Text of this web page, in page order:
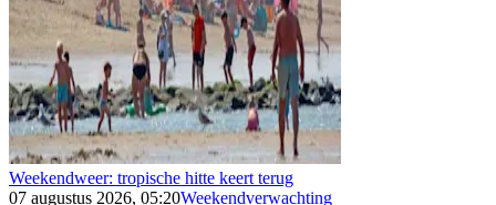
Weekendweer: tropische hitte keert terug
07 augustus 2026, 05:20Weekendverwachting